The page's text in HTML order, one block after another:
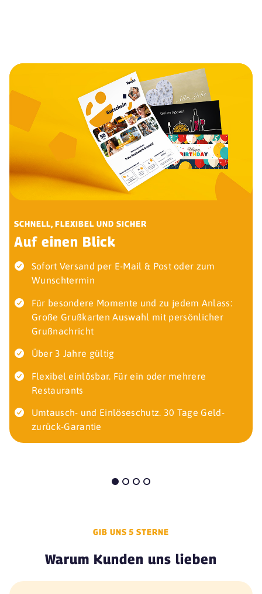
SCHNELL, FLEXIBEL UND SICHER
Auf einen Blick
Sofort Versand per E-Mail & Post oder zum
Wunschtermin
Für besondere Momente und zu jedem Anlass:
Große Grußkarten Auswahl mit persönlicher
Grußnachricht
Über 3 Jahre gültig
Flexibel einlösbar. Für ein oder mehrere
Restaurants
Umtausch- und Einlöseschutz. 30 Tage Geld-
zurück-Garantie
GIB UNS 5 STERNE
Warum Kunden uns lieben